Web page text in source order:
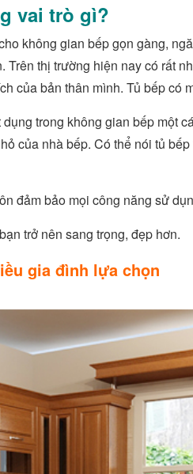
vai trò gì?
không gian bếp gọn gàng,
thị trường hiện nay có rất
của bản thân mình. Tủ bếp có
trong không gian bếp một
của nhà bếp. Có thể nói tủ
đảm bảo mọi công năng sử
trở nên sang trọng, đẹp hơn.
gia đình lựa chọn